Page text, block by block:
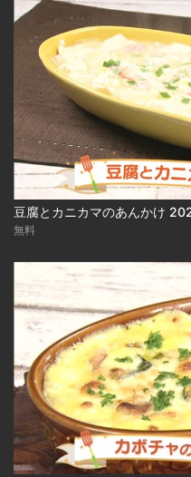
豆腐とカニカマのあんかけ
無料